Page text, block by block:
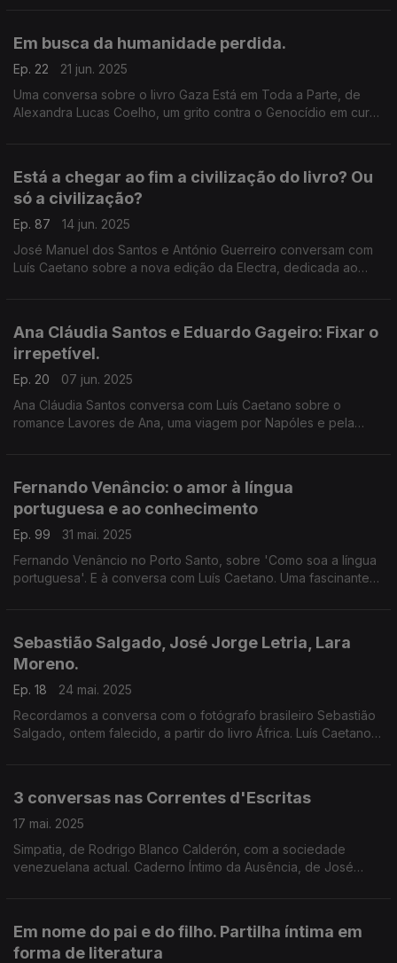
Em busca da humanidade perdida.
Ep. 22
21 jun. 2025
Uma conversa sobre o livro Gaza Está em Toda a Parte, de
Alexandra Lucas Coelho, um grito contra o Genocídio em curso
Está a chegar ao fim a civilização do livro? Ou
só a civilização?
Ep. 87
14 jun. 2025
José Manuel dos Santos e António Guerreiro conversam com
Luís Caetano sobre a nova edição da Electra, dedicada ao
Ana Cláudia Santos e Eduardo Gageiro: Fixar o
irrepetível.
Ep. 20
07 jun. 2025
Ana Cláudia Santos conversa com Luís Caetano sobre o
romance Lavores de Ana, uma viagem por Napóles e pela
Fernando Venâncio: o amor à língua
portuguesa e ao conhecimento
Ep. 99
31 mai. 2025
Fernando Venâncio no Porto Santo, sobre 'Como soa a língua
portuguesa'. E à conversa com Luís Caetano. Uma fascinante
Sebastião Salgado, José Jorge Letria, Lara
Moreno.
Ep. 18
24 mai. 2025
Recordamos a conversa com o fotógrafo brasileiro Sebastião
Salgado, ontem falecido, a partir do livro África. Luís Caetano
3 conversas nas Correntes d'Escritas
17 mai. 2025
Simpatia, de Rodrigo Blanco Calderón, com a sociedade
venezuelana actual. Caderno Íntimo da Ausência, de José
Em nome do pai e do filho. Partilha íntima em
forma de literatura